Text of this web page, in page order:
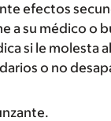
efectos
a su médico o
si le molesta
o no